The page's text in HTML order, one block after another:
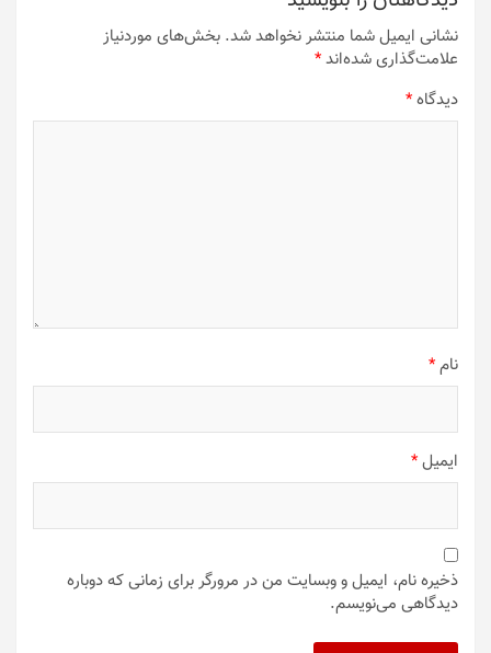
نشانی ایمیل شما منتشر نخواهد شد. بخش‌های موردنیاز
علامت‌گذاری شده‌اند*
دیدگاه*
نام*
ایمیل*
ذخیره نام، ایمیل و وبسایت من در مرورگر برای زمانی که دوباره
دیدگاهی می‌نویسم.